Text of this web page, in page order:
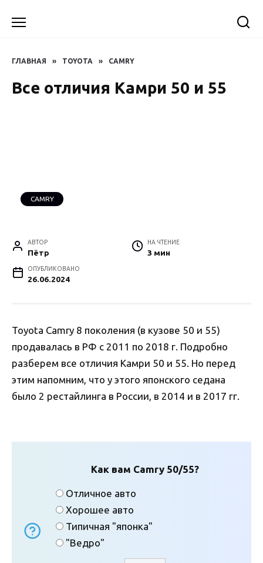
ГЛАВНАЯ » TOYOTA » CAMRY
Все отличия Камри 50 и 55
CAMRY
АВТОР
Пётр
НА ЧТЕНИЕ
3 мин
ОПУБЛИКОВАНО
26.06.2024
Toyota Camry 8 поколения (в кузове 50 и 55)
продавалась в РФ с 2011 по 2018 г. Подробно
разберем все отличия Камри 50 и 55. Но перед
этим напомним, что у этого японского седана
было 2 рестайлинга в России, в 2014 и в 2017 гг.
Как вам Camry 50/55?
Отличное авто
Хорошее авто
Типичная "японка"
"Ведро"